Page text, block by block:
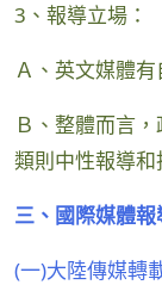
3、報導立場：
Ａ、英文媒體
Ｂ、整體而言
類則中性報導和
三、國際媒體報
(一)大陸傳媒轉